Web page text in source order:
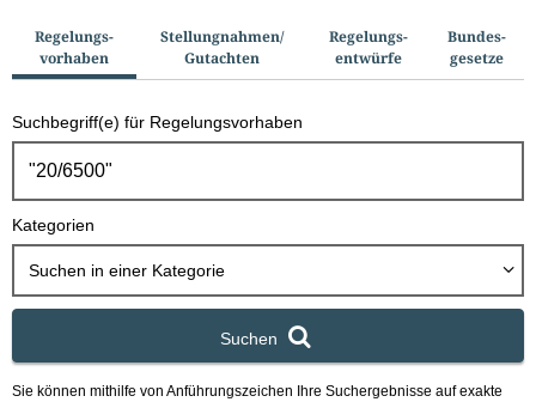
u
c
h
o
Regelungs­
vorhaben
Stellungnahmen/​
Gutachten
Regelungs­
entwürfe
Bundes­
gesetze
Suchbegriff(e) für Regelungsvorhaben
Kategorien
Suchen in einer Kategorie
Suchen
Sie können mithilfe von Anführungszeichen Ihre Suchergebnisse auf exakte